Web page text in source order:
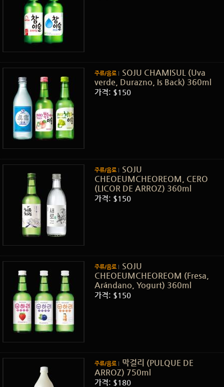
주류/음료
SOJU CHAMISUL (Uva
verde, Durazno, Is Back) 360ml
가격: $150
주류/음료
SOJU
CHEOEUMCHEOREOM, CERO
(LICOR DE ARROZ) 360ml
가격: $150
주류/음료
SOJU
CHEOEUMCHEOREOM (Fresa,
Arándano, Yogurt) 360ml
가격: $150
주류/음료
막걸리 (PULQUE DE
ARROZ) 750ml
가격: $180